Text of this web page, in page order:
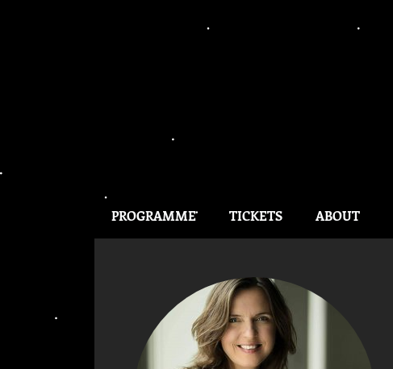
PROGRAMME TICKETS ABOUT